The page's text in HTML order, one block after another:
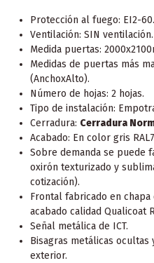
Protección al fuego: EI2-60.
Ventilación: SIN ventilación.
Medida puertas:
Medidas de puertas más
(AnchoxAlto).
Número de hojas: 2 hojas.
Tipo de instalación:
Cerradura: Cerradura
Acabado: En color gris
Sobre demanda se puede
oxirón texturizado y
cotización).
Frontal fabricado en chapa
acabado calidad Qualicoat
Señal metálica de ICT.
Bisagras metálicas
exterior.